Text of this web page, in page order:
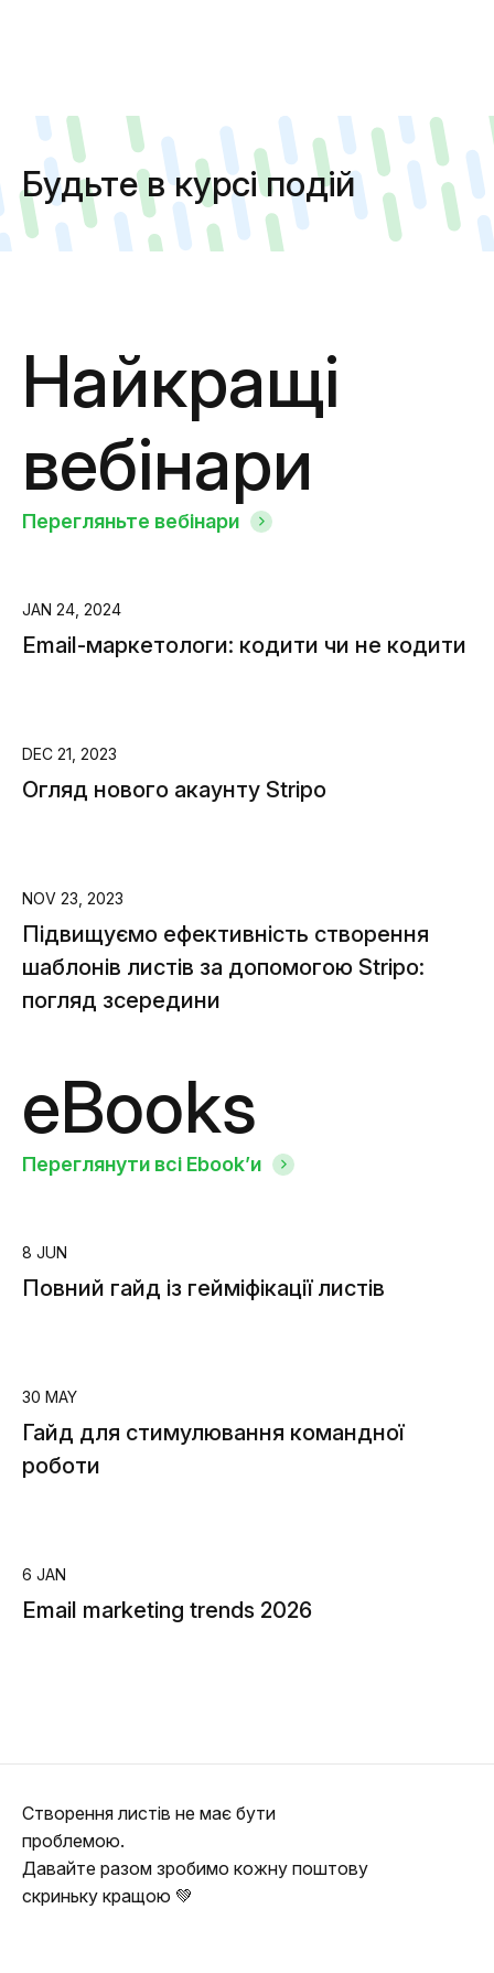
Будьте в курсі подій
Найкращі
вебінари
Перегляньте вебінари
JAN 24, 2024
Email-маркетологи: кодити чи не кодити
DEC 21, 2023
Огляд нового акаунту Stripo
NOV 23, 2023
Підвищуємо ефективність створення
шаблонів листів за допомогою Stripo:
погляд зсередини
eBooks
Переглянути всі Ebook’и
8 JUN
Повний гайд із гейміфікації листів
30 MAY
Гайд для стимулювання командної
роботи
6 JAN
Email marketing trends 2026
Створення листів не має бути
проблемою.
Давайте разом зробимо кожну поштову
скриньку кращою 💚